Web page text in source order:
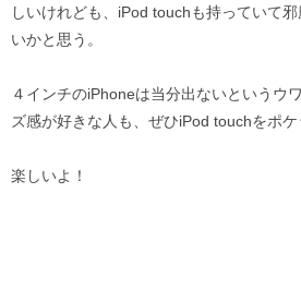
しいけれども、iPod touchも持っていて
いかと思う。
４インチのiPhoneは当分出ないというウ
ズ感が好きな人も、ぜひiPod touchをポケ
楽しいよ！